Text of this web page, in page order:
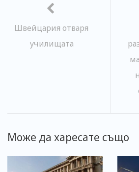
Швейцария отваря
училищата
Може да харесате също